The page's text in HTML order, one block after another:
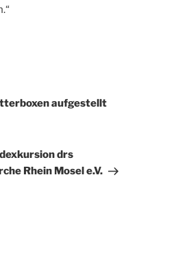
aufgestellt
drs
Rhein Mosel e.V.